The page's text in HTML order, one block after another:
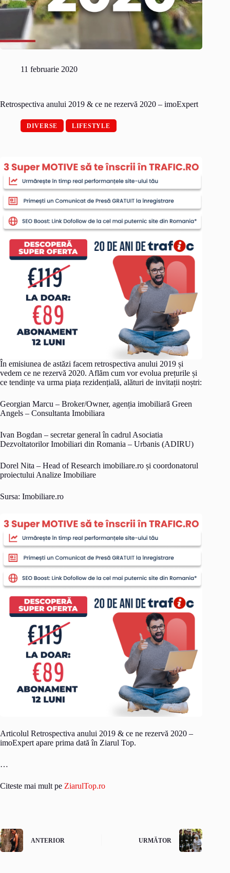
11 februarie 2020
Retrospectiva anului 2019 & ce ne rezervă 2020 – imoExpert
DIVERSE LIFESTYLE
În emisiunea de astăzi facem retrospectiva anului 2019 și
vedem ce ne rezervă 2020. Aflăm cum vor evolua prețurile și
ce tendințe va urma piața rezidențială, alături de invitații noștri:
Georgian Marcu – Broker/Owner, agenția imobiliară Green
Angels – Consultanta Imobiliara
Ivan Bogdan – secretar general în cadrul Asociatia
Dezvoltatorilor Imobiliari din Romania – Urbanis (ADIRU)
Dorel Nita – Head of Research imobiliare.ro și coordonatorul
proiectului Analize Imobiliare
Sursa: Imobiliare.ro
Articolul Retrospectiva anului 2019 & ce ne rezervă 2020 –
imoExpert apare prima dată în Ziarul Top.
…
Citeste mai mult pe ZiarulTop.ro
ANTERIOR URMĂTOR